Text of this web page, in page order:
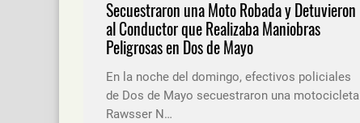
Secuestraron una Moto Robada y Detuvieron
al Conductor que Realizaba Maniobras
Peligrosas en Dos de Mayo
En la noche del domingo, efectivos policiales
de Dos de Mayo secuestraron una motocicleta
Rawsser N…